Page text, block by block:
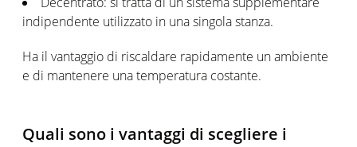
indipendente utilizzato in una singola stanza.
Ha il vantaggio di riscaldare rapidamente un ambiente
e di mantenere una temperatura costante.
Quali sono i vantaggi di scegliere i